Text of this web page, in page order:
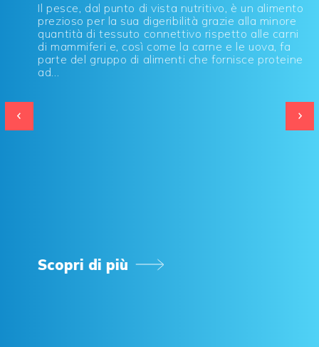
Il pesce, dal punto di vista nutritivo, è un alimento
prezioso per la sua digeribilità grazie alla minore
quantità di tessuto connettivo rispetto alle carni
di mammiferi e, così come la carne e le uova, fa
parte del gruppo di alimenti che fornisce proteine
ad...
Scopri di più